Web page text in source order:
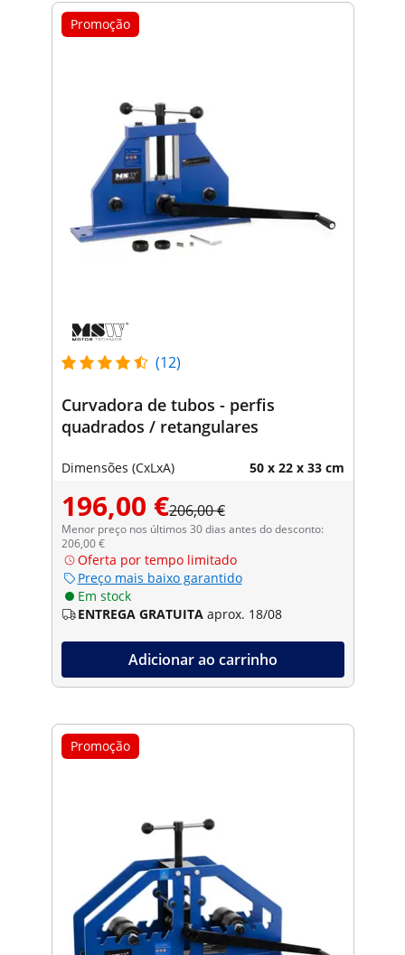
Promoção
(12)
Curvadora de tubos - perfis
quadrados / retangulares
Dimensões (CxLxA) 50 x 22 x 33 cm
196,00 €206,00 €
Menor preço nos últimos 30 dias antes do desconto:
206,00 €
Oferta por tempo limitado
Preço mais baixo garantido
Em stock
ENTREGA GRATUITA aprox. 18/08
Adicionar ao carrinho
Promoção